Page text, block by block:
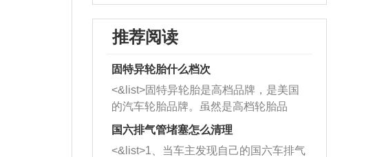
推荐阅读
固特异轮胎什么档次
<&list>固特异轮胎是高档品牌，是美国
的汽车轮胎品牌。虽然是高档轮胎品
牌，但是中高低端的轮胎都有生产，这
也是为了更好的开拓市场。
国六排气管堵塞怎么清理
<&list>1、当车主发现自己的国六车排气